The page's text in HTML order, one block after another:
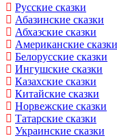
Русские сказки
Абазинские сказки
Абхазские сказки
Американские сказки
Белорусские сказки
Ингушские сказки
Казахские сказки
Китайские сказки
Норвежские сказки
Татарские сказки
Украинские сказки